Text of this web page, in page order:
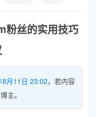
粉丝的实用技巧
8月11日 23:02，若内容
主。